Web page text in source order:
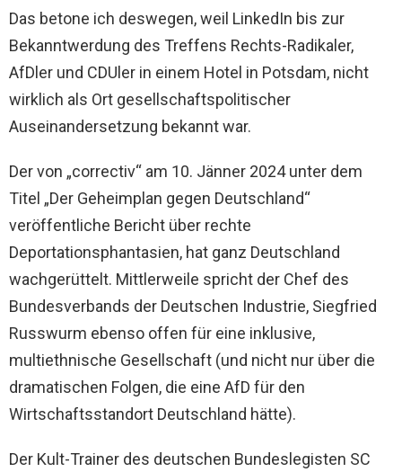
Das betone ich deswegen, weil LinkedIn bis zur
Bekanntwerdung des Treffens Rechts-Radikaler,
AfDler und CDUler in einem Hotel in Potsdam, nicht
wirklich als Ort gesellschaftspolitischer
Auseinandersetzung bekannt war.
Der von „correctiv“ am 10. Jänner 2024 unter dem
Titel „Der Geheimplan gegen Deutschland“
veröffentliche Bericht über rechte
Deportationsphantasien, hat ganz Deutschland
wachgerüttelt. Mittlerweile spricht der Chef des
Bundesverbands der Deutschen Industrie, Siegfried
Russwurm ebenso offen für eine inklusive,
multiethnische Gesellschaft (und nicht nur über die
dramatischen Folgen, die eine AfD für den
Wirtschaftsstandort Deutschland hätte).
Der Kult-Trainer des deutschen Bundeslegisten SC